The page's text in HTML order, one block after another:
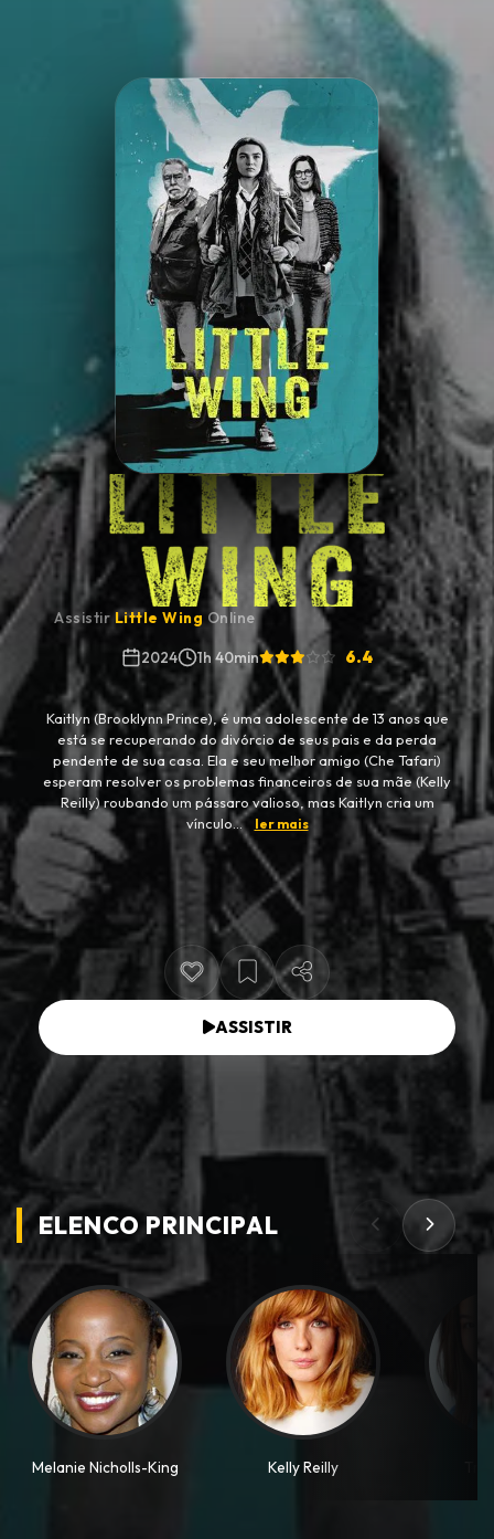
Minha Lista
Pesquisar
AssistirLittle Wing Online
2024
1h 40min 6.4
Kaitlyn (Brooklynn Prince), é uma adolescente de 13 anos que
está se recuperando do divórcio de seus pais e da perda
pendente de sua casa. Ela e seu melhor amigo (Che Tafari)
esperam resolver os problemas financeiros de sua mãe (Kelly
Reilly) roubando um pássaro valioso, mas Kaitlyn cria um
vínculo...
ler mais
ASSISTIR
ELENCO PRINCIPAL
Melanie Nicholls-King Kelly Reilly